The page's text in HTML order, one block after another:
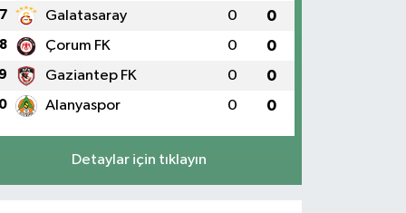
7 Galatasaray 0 0
8 Çorum FK 0 0
Gaziantep FK 0 0
Alanyaspor 0 0
Detaylar için tıklayın